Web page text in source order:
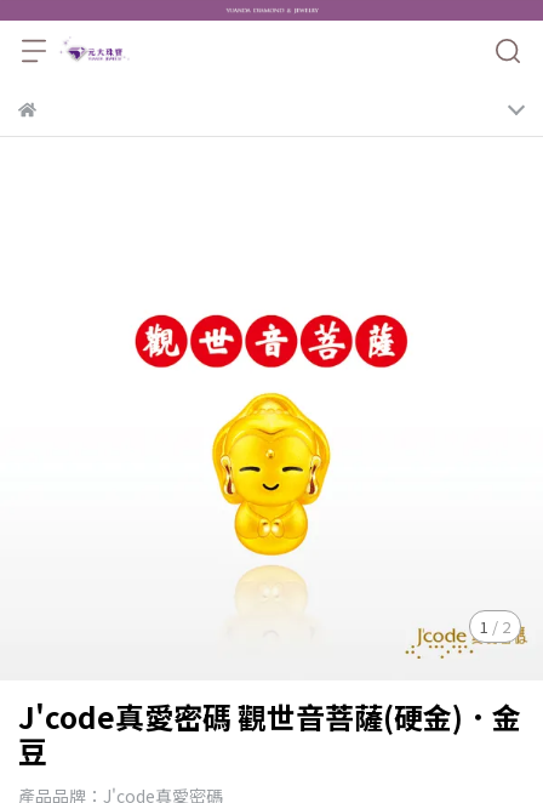
1 / 2
J'code真愛密碼 觀世音菩薩(硬金)．金
豆
產品品牌：J'code真愛密碼